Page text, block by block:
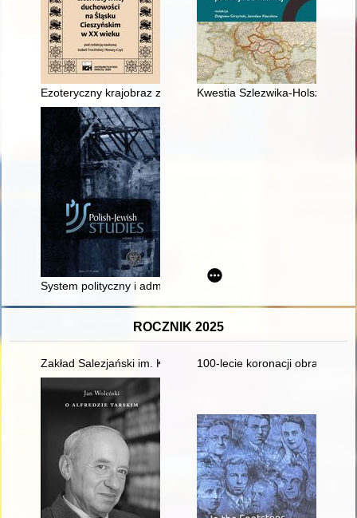
Ezoteryczny krajobraz zdrowia i uzdrawiania Wisły jako
Kwestia Szlezwika-Holsztynu
System polityczny i administracyjny Generalnego
ROCZNIK 2025
Zakład Salezjański im. Księdza Bosko w Oświęcimiu : kronika.
100-lecie koronacji obrazu